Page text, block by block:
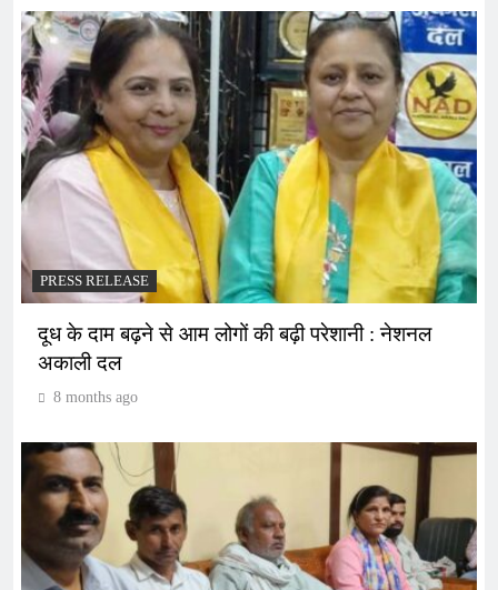
PRESS RELEASE
दूध के दाम बढ़ने से आम लोगों की बढ़ी परेशानी : नेशनल
अकाली दल
8 months ago